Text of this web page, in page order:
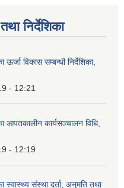
निर्देशिका
विकास सम्बन्धी निर्देशिका,
- 12:21
आपतकालीन कार्यसञ्चालन विधि,
- 12:19
स्वास्थ्य संस्था दर्ता, अनुमति तथा